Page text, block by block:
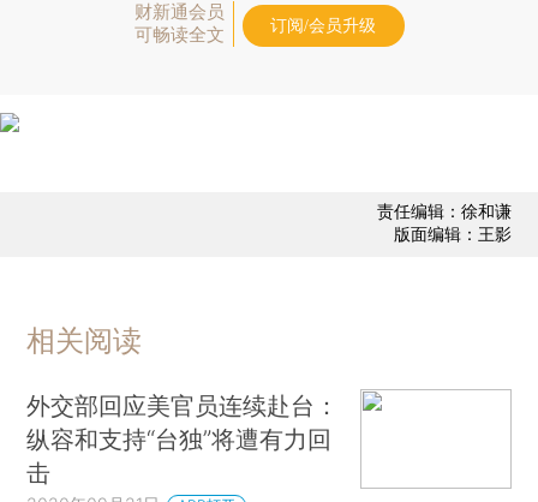
财新通会员
可畅读全文
订阅/会员升级
责任编辑：徐和谦
版面编辑：王影
相关阅读
外交部回应美官员连续赴台：
纵容和支持“台独”将遭有力回
击